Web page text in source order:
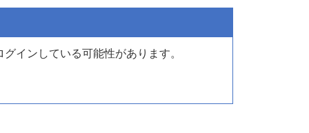
インしている可能性があります。